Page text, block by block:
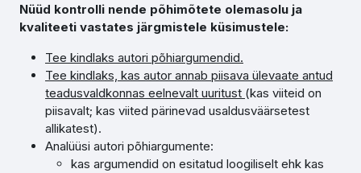
Nüüd kontrolli nende põhimõtete olemasolu ja
kvaliteeti vastates järgmistele küsimustele:
Tee kindlaks autori põhiargumendid.
Tee kindlaks, kas autor annab piisava ülevaate antud
teadusvaldkonnas eelnevalt uuritust (kas viiteid on
piisavalt; kas viited pärinevad usaldusväärsetest
allikatest).
Analüüsi autori põhiargumente:
kas argumendid on esitatud loogiliselt ehk kas